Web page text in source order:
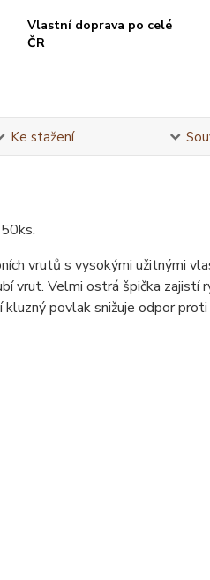
Vlastní doprava po celé
ČR
Ke stažení
vrutů s vysokými užitnými
vrut. Velmi ostrá špička zajistí
povlak snižuje odpor proti